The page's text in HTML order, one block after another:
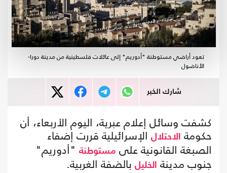
تعود أراضي مستوطنة "أدوريم" إلى عائلات فلسطينية من مدينة دورا-
الأناضول
شارك الخبر
كشفت وسائل إعلام عبرية، اليوم الأربعاء، أن
حكومة الاحتلال الإسرائيلية قررت إضفاء
الصبغة القانونية على مستوطنة "أدوريم"
جنوب مدينة
الخليل بالضفة الغربية.